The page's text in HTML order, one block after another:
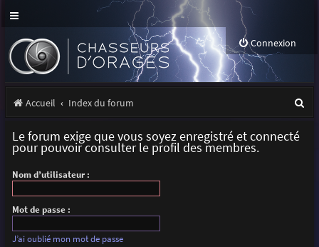
Connexion
Accueil Index du forum
Le forum exige que vous soyez enregistré et connecté
pour pouvoir consulter le profil des membres.
Nom d’utilisateur :
Mot de passe :
J’ai oublié mon mot de passe